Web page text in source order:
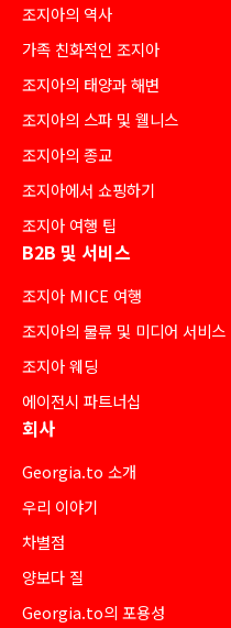
조지아의 역사
가족 친화적인 조지아
조지아의 태양과 해변
조지아의 스파 및 웰니스
조지아의 종교
조지아에서 쇼핑하기
조지아 여행 팁
B2B 및 서비스
조지아 MICE 여행
조지아의 물류 및 미디어 서비스
조지아 웨딩
에이전시 파트너십
회사
Georgia.to 소개
우리 이야기
차별점
양보다 질
Georgia.to의 포용성